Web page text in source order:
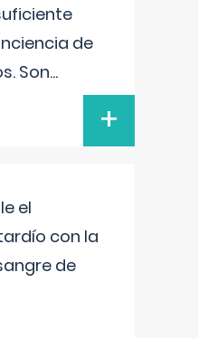
de
Son...
+
el
con la
de